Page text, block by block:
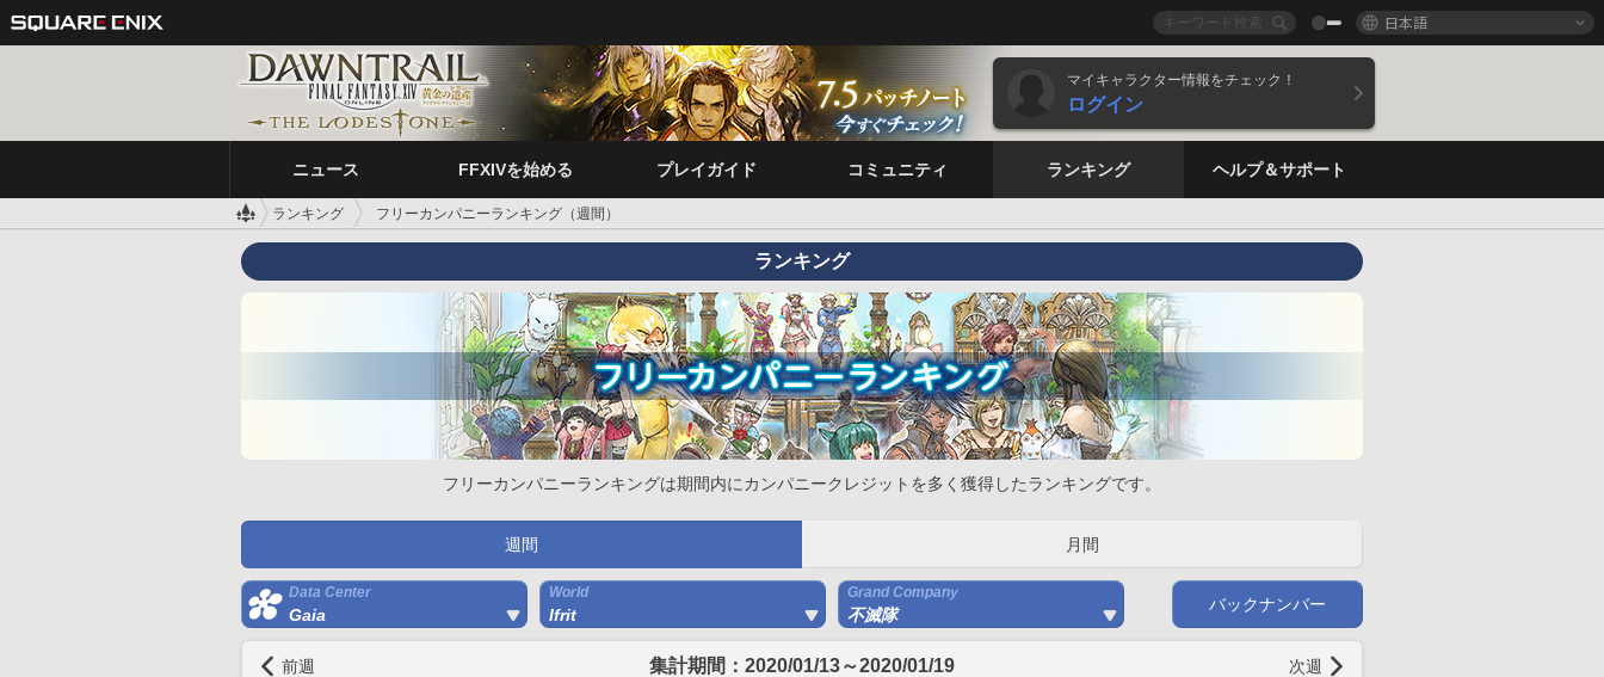
日本語
マイキャラクター情報をチェック！
ログイン
ニュース FFXIVを始める プレイガイド コミュニティ ランキング ヘルプ＆サポート
ランキング フリーカンパニーランキング（週間）
ランキング
フリーカンパニーランキングは期間内にカンパニークレジットを多く獲得したランキングです。
週間 月間
Data Center
Gaia
World
Ifrit
Grand Company
不滅隊
バックナンバー
前週 集計期間：2020/01/13～2020/01/19 次週